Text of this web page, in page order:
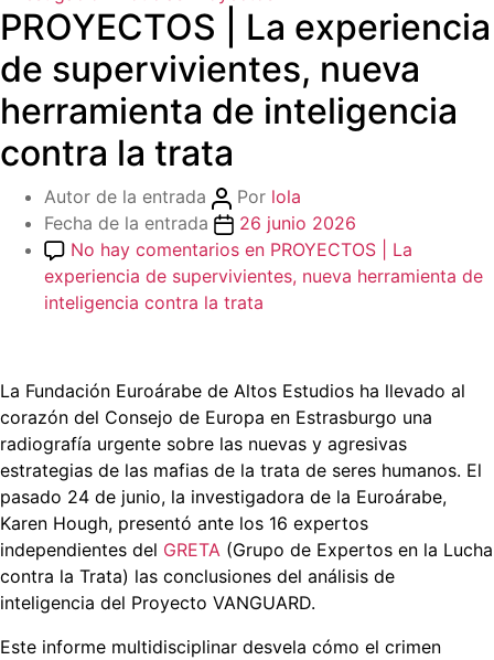
PROYECTOS | La experiencia
de supervivientes, nueva
herramienta de inteligencia
contra la trata
Autor de la entrada Por lola
Fecha de la entrada
26 junio 2026
No hay comentarios en PROYECTOS | La
experiencia de supervivientes, nueva herramienta de
inteligencia contra la trata
La Fundación Euroárabe de Altos Estudios ha llevado al
corazón del Consejo de Europa en Estrasburgo una
radiografía urgente sobre las nuevas y agresivas
estrategias de las mafias de la trata de seres humanos. El
pasado 24 de junio, la investigadora de la Euroárabe,
Karen Hough, presentó ante los 16 expertos
independientes del GRETA (Grupo de Expertos en la Lucha
contra la Trata) las conclusiones del análisis de
inteligencia del Proyecto VANGUARD.
Este informe multidisciplinar desvela cómo el crimen